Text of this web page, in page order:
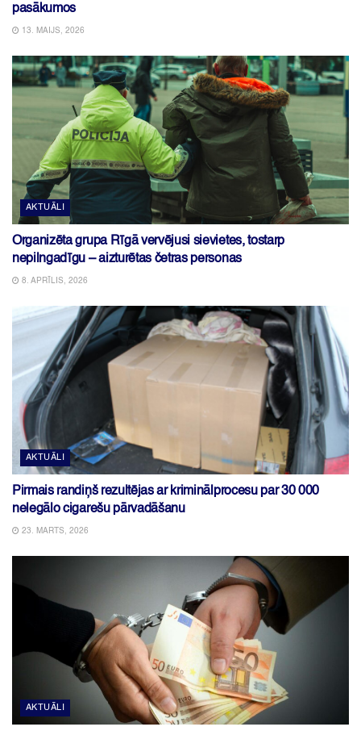
pasākumos
13. MAIJS, 2026
AKTUĀLI
Organizēta grupa Rīgā vervējusi sievietes, tostarp
nepilngadīgu – aizturētas četras personas
8. APRĪLIS, 2026
AKTUĀLI
Pirmais randiņš rezultējas ar kriminālprocesu par 30 000
nelegālo cigarešu pārvadāšanu
23. MARTS, 2026
AKTUĀLI